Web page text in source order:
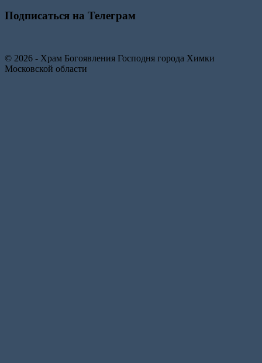
Подписаться на Телеграм
© 2026 - Храм Богоявления Господня города Химки
Московской области